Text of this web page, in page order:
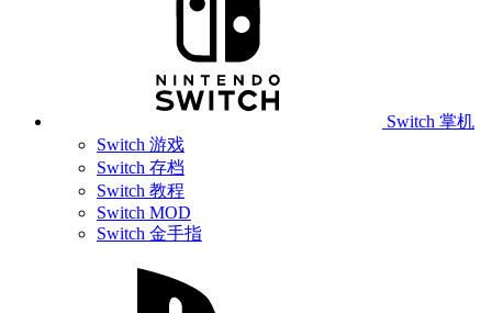
Switch 掌机
Switch 游戏
Switch 存档
Switch 教程
Switch MOD
Switch 金手指